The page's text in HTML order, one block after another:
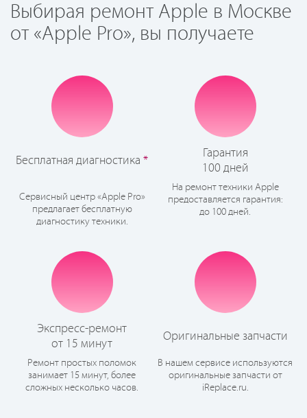
Выбирая ремонт Apple в Москве
от «Apple Pro», вы получаете
Бесплатная диагностика *
Сервисный центр «Apple Pro»
предлагает бесплатную
диагностику техники.
Гарантия
100 дней
На ремонт техники Apple
предоставляется гарантия:
до 100 дней.
Экспресс-ремонт
от 15 минут
Ремонт простых поломок
занимает 15 минут, более
сложных несколько часов.
Оригинальные запчасти
В нашем сервисе используются
оригинальные запчасти от
iReplace.ru.